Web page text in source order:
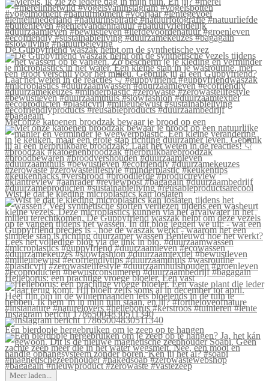
De Guppyfriend waszak helpt om de synthetische vez
Met onze katoenen broodzak bewaar je brood op een
Wist je dat je kleding microplastics kan loslaten
Helleborus: een prachtige vroege bloeier. Een vast
Instagram bericht 17865004830511340
Een bierdopje hergebruiken om je zeep op te hangen
Meer laden...